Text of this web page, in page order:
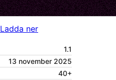
Ladda ner
1.1
13 november 2025
40+